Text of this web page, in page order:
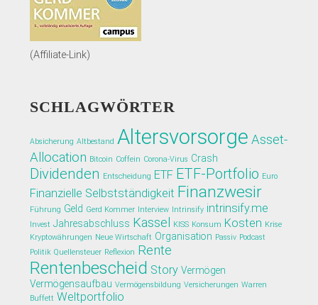
(Affiliate-Link)
SCHLAGWÖRTER
Absicherung Altbestand Altersvorsorge Asset-
Allocation Bitcoin Coffein Corona-Virus Crash
Dividenden Entscheidung ETF ETF-Portfolio Euro
Finanzielle Selbstständigkeit Finanzwesir
Führung Geld Gerd Kommer Interview Intrinsify intrinsify.me
Invest Jahresabschluss Kassel KISS Konsum Kosten Krise
Kryptowährungen Neue Wirtschaft Organisation Passiv Podcast
Politik Quellensteuer Reflexion Rente
Rentenbescheid Story Vermögen
Vermögensaufbau Vermögensbildung Versicherungen Warren
Buffett Weltportfolio